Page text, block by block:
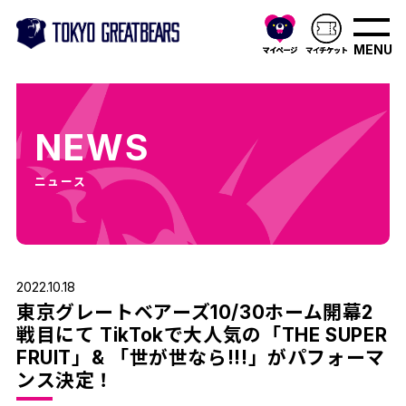
MENU
NEWS
ニュース
2022.10.18
東京グレートベアーズ10/30ホーム開幕2
戦目にて TikTokで大人気の「THE SUPER
FRUIT」& 「世が世なら!!!」がパフォーマ
ンス決定！